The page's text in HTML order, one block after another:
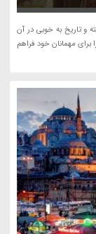
و تاریخ به خوبی در آن
امکانات را برای مهمانان خود فراهم